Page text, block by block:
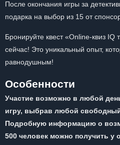
После окончания игры за
подарка на выбор из 15 от
Бронируйте квест «Online-квиз
сейчас! Это уникальный опыт,
равнодушным!
Особенности
Участие возможно в любой
игру, выбрав любой
Подробную информацию о
500 человек можно получить у